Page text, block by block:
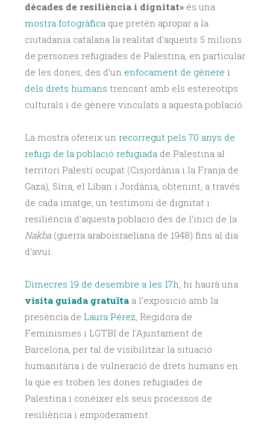
dècades de resiliència i dignitat» és una
mostra fotogràfica que pretén apropar a la
ciutadania catalana la realitat d’aquests 5 milions
de persones refugiades de Palestina, en particular
de les dones, des d’un enfocament de gènere i
dels drets humans trencant amb els estereotips
culturals i de gènere vinculats a aquesta població.
La mostra ofereix un recorregut pels 70 anys de
refugi de la població refugiada de Palestina al
territori Palestí ocupat (Cisjordània i la Franja de
Gaza), Síria, el Líban i Jordània, obtenint, a través
de cada imatge, un testimoni de dignitat i
resiliència d’aquesta població des de l’inici de la
Nakba (guerra araboisraeliana de 1948) fins al dia
d’avui.
Dimecres 19 de desembre a les 17h, hi haurà una
visita guiada gratuïta a l’exposició amb la
presència de Laura Pérez, Regidora de
Feminismes i LGTBI de l’Ajuntament de
Barcelona, per tal de visibilitzar la situació
humanitària i de vulneració de drets humans en
la que es troben les dones refugiades de
Palestina i conèixer els seus processos de
resiliència i empoderament.